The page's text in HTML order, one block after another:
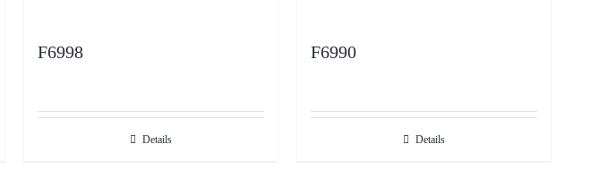
F6998
Details
F6990
Details